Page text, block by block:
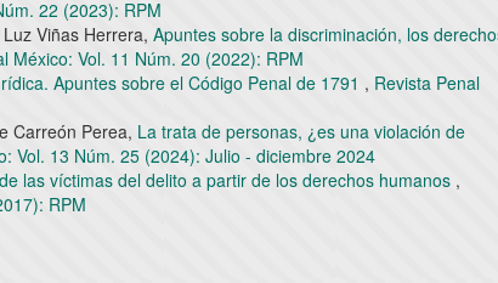
22 (2023): RPM
Viñas Herrera, Apuntes sobre la discriminación, los
México: Vol. 11 Núm. 20 (2022): RPM
Apuntes sobre el Código Penal de 1791 , Revista Penal
Carreón Perea, La trata de personas, ¿es una violación de
Vol. 13 Núm. 25 (2024): Julio - diciembre 2024
las víctimas del delito a partir de los derechos humanos ,
RPM